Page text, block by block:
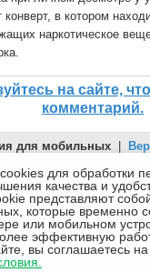
конверт, в котором
наркотическое
на сайте,
комментарий.
для мобильных
Беломорканал
Software released under
License.
Mobile version byMobile
Desktop Version
для обработки
качества и
представляют
которые временно
или мобильном
эффективную
вы соглашаетесь